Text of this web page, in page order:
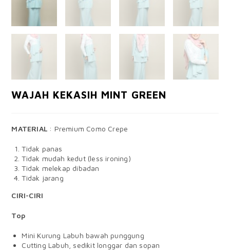
WAJAH KEKASIH MINT GREEN
MATERIAL : Premium Como Crepe
Tidak panas
Tidak mudah kedut (less ironing)
Tidak melekap dibadan
Tidak jarang
CIRI-CIRI
Top
Mini Kurung Labuh bawah punggung
Cutting Labuh, sedikit longgar dan sopan